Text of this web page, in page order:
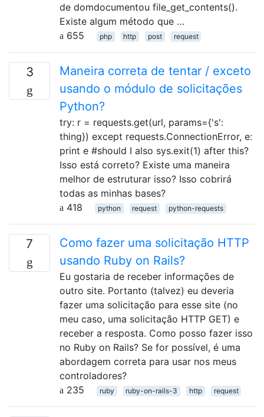
de domdocumentou file_get_contents().
Existe algum método que …
655
php http post request
3
Maneira correta de tentar / exceto
usando o módulo de solicitações
Python?
try: r = requests.get(url, params={'s':
thing}) except requests.ConnectionError, e:
print e #should I also sys.exit(1) after this?
Isso está correto? Existe uma maneira
melhor de estruturar isso? Isso cobrirá
todas as minhas bases?
418
python request python-requests
7
Como fazer uma solicitação HTTP
usando Ruby on Rails?
Eu gostaria de receber informações de
outro site. Portanto (talvez) eu deveria
fazer uma solicitação para esse site (no
meu caso, uma solicitação HTTP GET) e
receber a resposta. Como posso fazer isso
no Ruby on Rails? Se for possível, é uma
abordagem correta para usar nos meus
controladores?
235
ruby ruby-on-rails-3 http request